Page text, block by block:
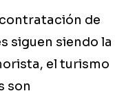
de
siguen siendo la
el turismo
son